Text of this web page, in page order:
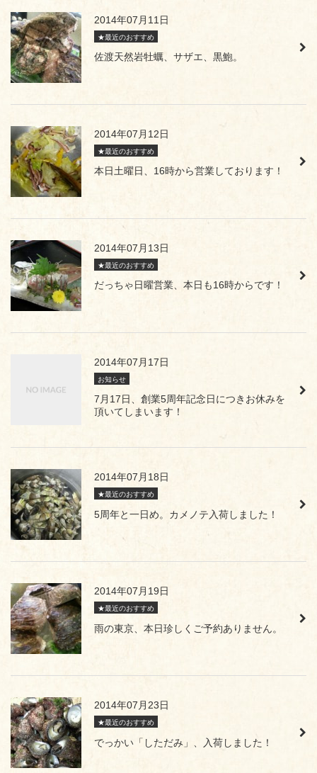
2014年07月11日
★最近のおすすめ
佐渡天然岩牡蠣、サザエ、黒鮑。
2014年07月12日
★最近のおすすめ
本日土曜日、16時から営業しております！
2014年07月13日
★最近のおすすめ
だっちゃ日曜営業、本日も16時からです！
2014年07月17日
お知らせ
7月17日、創業5周年記念日につきお休みを
頂いてしまいます！
2014年07月18日
★最近のおすすめ
5周年と一日め。カメノテ入荷しました！
2014年07月19日
★最近のおすすめ
雨の東京、本日珍しくご予約ありません。
2014年07月23日
★最近のおすすめ
でっかい「しただみ」、入荷しました！